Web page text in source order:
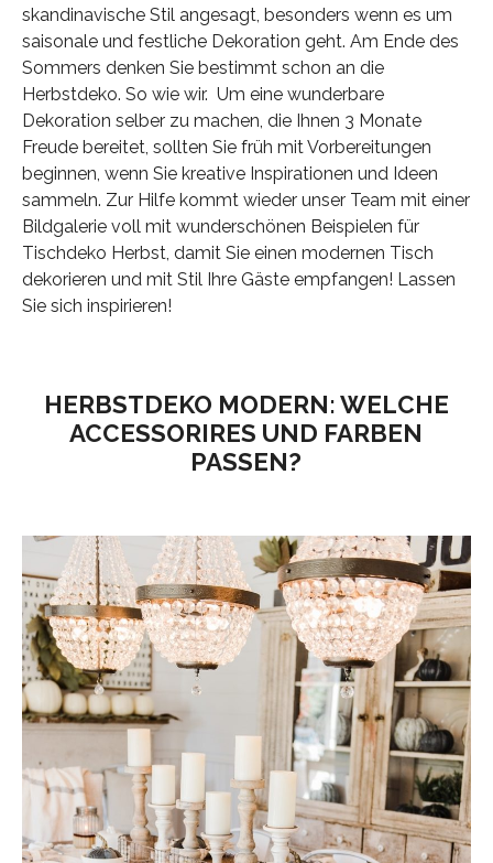
skandinavische Stil angesagt, besonders wenn es um
saisonale und festliche Dekoration geht. Am Ende des
Sommers denken Sie bestimmt schon an die
Herbstdeko. So wie wir. Um eine wunderbare
Dekoration selber zu machen, die Ihnen 3 Monate
Freude bereitet, sollten Sie früh mit Vorbereitungen
beginnen, wenn Sie kreative Inspirationen und Ideen
sammeln. Zur Hilfe kommt wieder unser Team mit einer
Bildgalerie voll mit wunderschönen Beispielen für
Tischdeko Herbst, damit Sie einen modernen Tisch
dekorieren und mit Stil Ihre Gäste empfangen! Lassen
Sie sich inspirieren!
HERBSTDEKO MODERN: WELCHE
ACCESSORIRES UND FARBEN
PASSEN?